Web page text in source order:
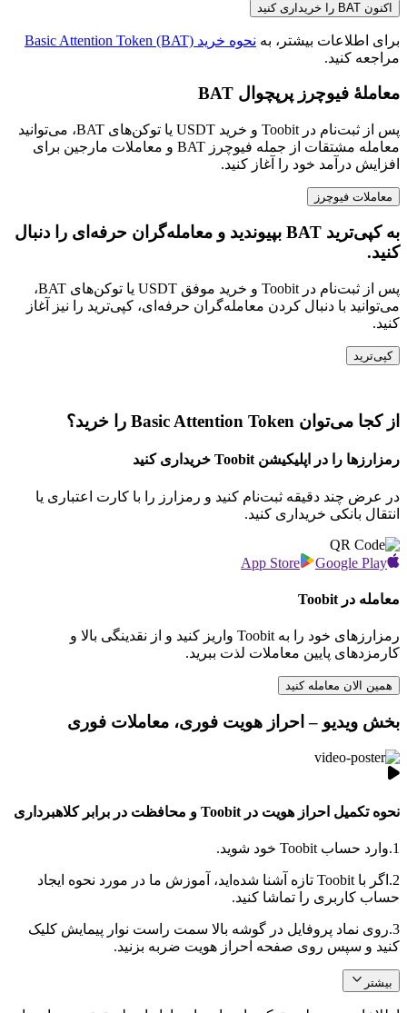
اکنون BAT را خریداری کنید
برای اطلاعات بیشتر، به نحوه خرید Basic Attention Token (BAT)
مراجعه کنید.
معاملهٔ فیوچرز پرپچوال BAT
پس از ثبت‌نام در Toobit و خرید USDT یا توکن‌های BAT، می‌توانید
معامله مشتقات از جمله فیوچرز BAT و معاملات مارجین برای
افزایش درآمد خود را آغاز کنید.
معاملات فیوچرز
به کپی‌ترید BAT بپیوندید و معامله‌گران حرفه‌ای را دنبال
کنید.
پس از ثبت‌نام در Toobit و خرید موفق USDT یا توکن‌های BAT،
می‌توانید با دنبال کردن معامله‌گران حرفه‌ای، کپی‌ترید را نیز آغاز
کنید.
کپی‌ترید
از کجا می‌توان Basic Attention Token را خرید؟
رمزارزها را در اپلیکیشن Toobit خریداری کنید
در عرض چند دقیقه ثبت‌نام کنید و رمزارز را با کارت اعتباری یا
انتقال بانکی خریداری کنید.
App Store Google Play
معامله در Toobit
رمزارزهای خود را به Toobit واریز کنید و از نقدینگی بالا و
کارمزدهای پایین معاملات لذت ببرید.
همین الان معامله کنید
بخش ویدیو – احراز هویت فوری، معاملات فوری
نحوه تکمیل احراز هویت در Toobit و محافظت در برابر کلاهبرداری
1. وارد حساب Toobit خود شوید.
2.
اگر با Toobit تازه آشنا شده‌اید، آموزش ما در مورد نحوه ایجاد
حساب کاربری را تماشا کنید.
3. روی نماد پروفایل در گوشه بالا سمت راست نوار پیمایش کلیک
کنید و سپس روی صفحه احراز هویت ضربه بزنید.
بیشتر